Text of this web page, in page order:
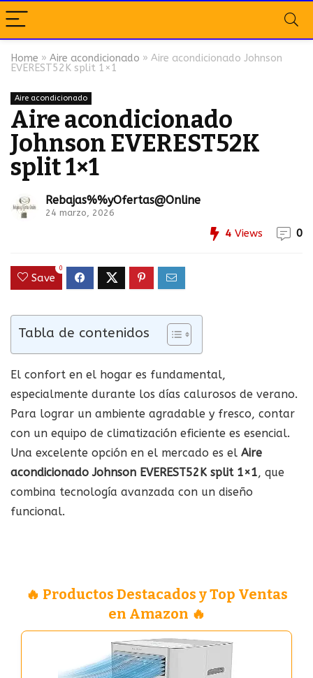
Home » Aire acondicionado » Aire acondicionado Johnson
EVEREST52K split 1×1
Aire acondicionado
Aire acondicionado
Johnson EVEREST52K
split 1×1
Rebajas%%yOfertas@Online
24 marzo, 2026
4 Views 0
Save
0
Tabla de contenidos
El confort en el hogar es fundamental,
especialmente durante los días calurosos de verano.
Para lograr un ambiente agradable y fresco, contar
con un equipo de climatización eficiente es esencial.
Una excelente opción en el mercado es el Aire
acondicionado Johnson EVEREST52K split 1×1, que
combina tecnología avanzada con un diseño
funcional.
🔥 Productos Destacados y Top Ventas
en Amazon 🔥